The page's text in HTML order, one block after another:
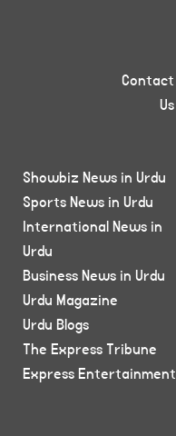
Contact
Us
Showbiz News in Urdu
Sports News in Urdu
International News in
Urdu
Business News in Urdu
Urdu Magazine
Urdu Blogs
The Express Tribune
Express Entertainment